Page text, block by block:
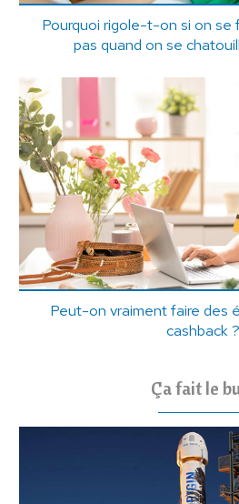
Pourquoi rigole-t-on si on se
pas quand on se
Peut-on vraiment faire des
cashback ?
Ça fait le